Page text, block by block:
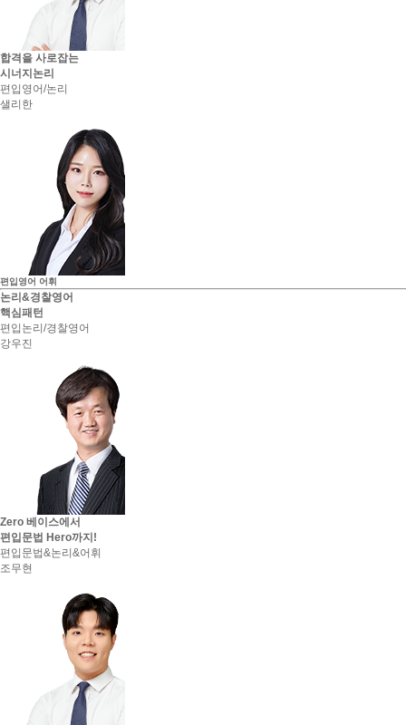
합격을 사로잡는
시너지논리
편입영어/논리
샐리한
편입영어 어휘
논리&경찰영어
핵심패턴
편입논리/경찰영어
강우진
Zero 베이스에서
편입문법 Hero까지!
편입문법&논리&어휘
조무현